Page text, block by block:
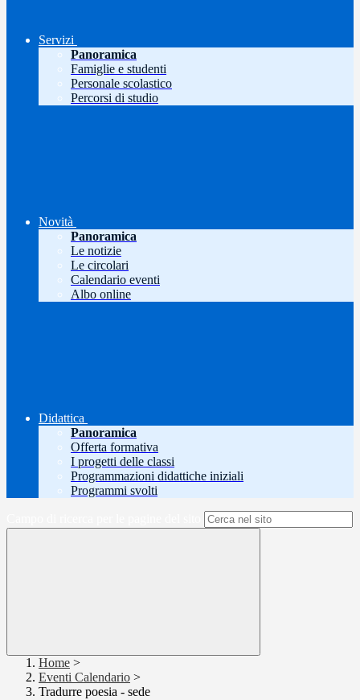
Servizi
Panoramica
Famiglie e studenti
Personale scolastico
Percorsi di studio
Novità
Panoramica
Le notizie
Le circolari
Calendario eventi
Albo online
Didattica
Panoramica
Offerta formativa
I progetti delle classi
Programmazioni didattiche iniziali
Programmi svolti
Home >
Eventi Calendario >
Tradurre poesia - sede